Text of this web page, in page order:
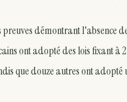
démontrant l'absence
ont adopté des lois fixant à
que douze autres ont adopté